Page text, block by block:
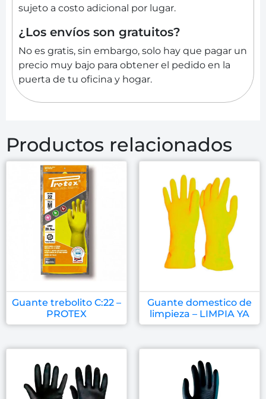
sujeto a costo adicional por lugar.
¿Los envíos son gratuitos?
No es gratis, sin embargo, solo hay que pagar un
precio muy bajo para obtener el pedido en la
puerta de tu oficina y hogar.
Productos relacionados
Guante trebolito C:22 –
PROTEX
Guante domestico de
limpieza – LIMPIA YA